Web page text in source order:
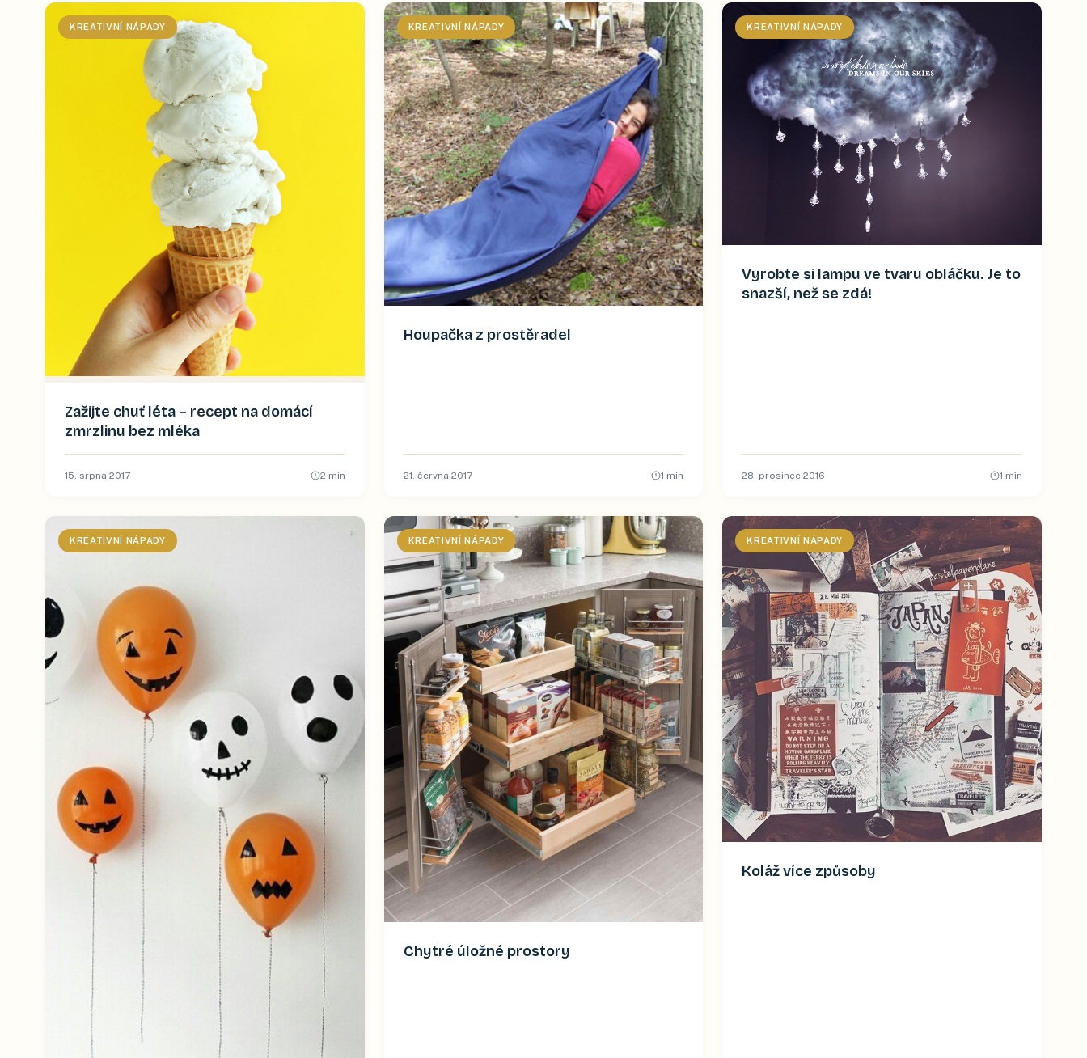
KREATIVNÍ NÁPADY
Zažijte chuť léta – recept na domácí
zmrzlinu bez mléka
15. srpna 2017 2 min
KREATIVNÍ NÁPADY
Houpačka z prostěradel
21. června 2017 1 min
KREATIVNÍ NÁPADY
Vyrobte si lampu ve tvaru obláčku. Je to
snazší, než se zdá!
28. prosince 2016 1 min
KREATIVNÍ NÁPADY KREATIVNÍ NÁPADY
Chytré úložné prostory
KREATIVNÍ NÁPADY
Koláž více způsoby